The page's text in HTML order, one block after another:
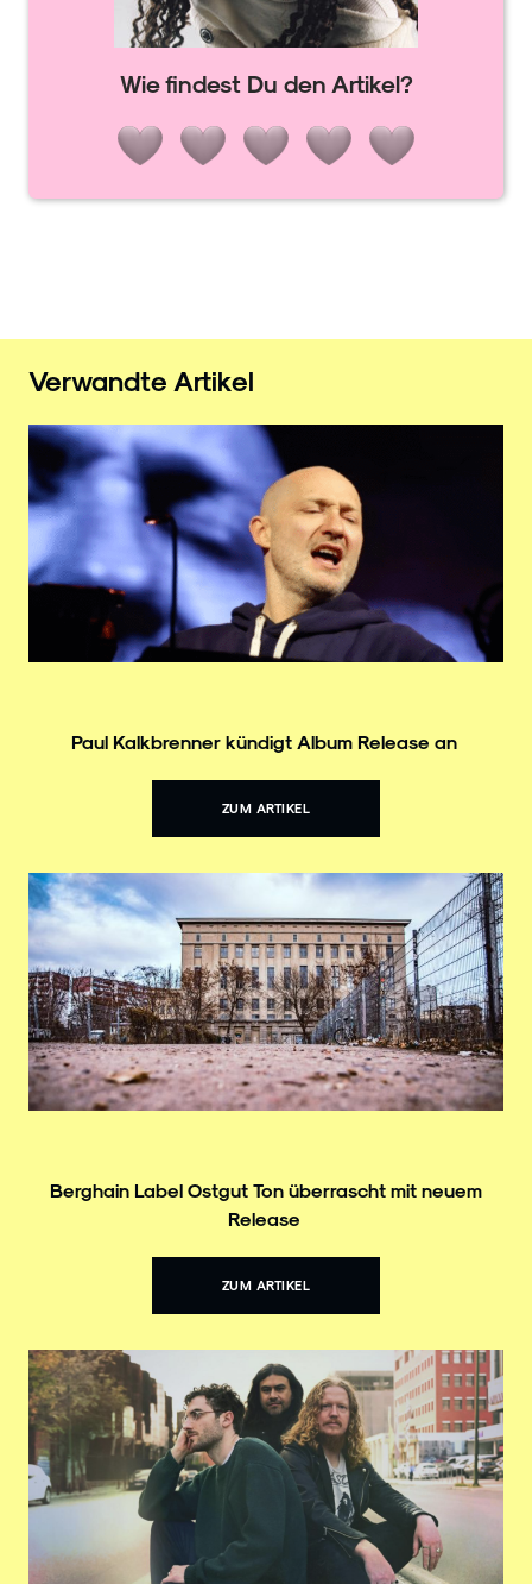
Wie findest Du den Artikel?
Verwandte Artikel
Paul Kalkbrenner kündigt Album Release an
ZUM ARTIKEL
Berghain Label Ostgut Ton überrascht mit neuem
Release
ZUM ARTIKEL